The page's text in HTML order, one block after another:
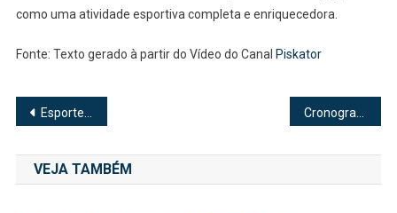
como uma atividade esportiva completa e enriquecedora.
Fonte: Texto gerado à partir do Vídeo do Canal Piskator
Navegação
de
Post
Esporte com crianças na Cidade de Deus
VEJA TAMBÉM